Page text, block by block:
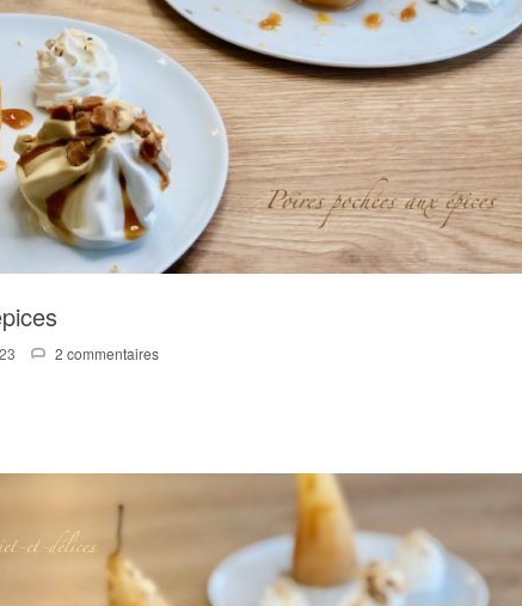
2 commentaires